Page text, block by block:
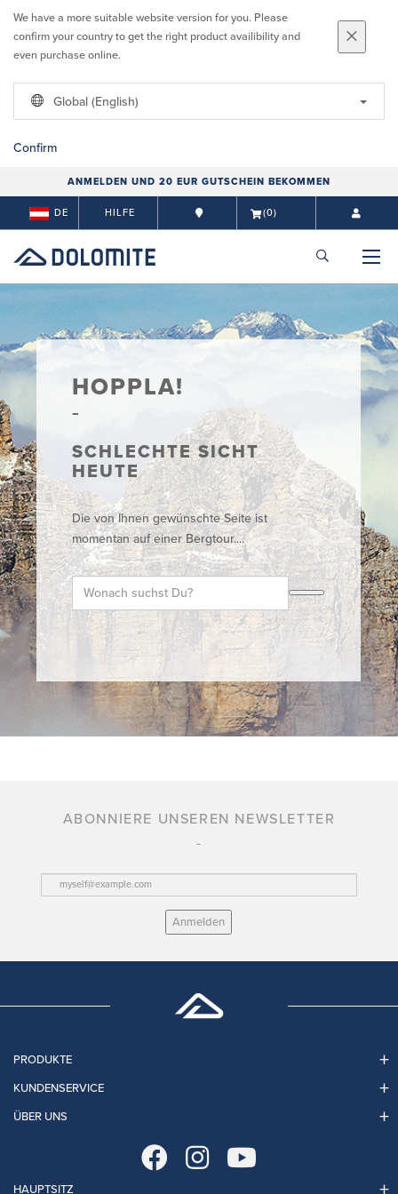
We have a more suitable website version for you. Please
confirm your country to get the right product availibility and
even purchase online.
Global (English)
Confirm
ANMELDEN UND 20 EUR GUTSCHEIN BEKOMMEN
DE HILFE (0)
HOPPLA!
SCHLECHTE SICHT
HEUTE
Die von Ihnen gewünschte Seite ist
momentan auf einer Bergtour....
ABONNIERE UNSEREN NEWSLETTER
Anmelden
PRODUKTE
KUNDENSERVICE
ÜBER UNS
HAUPTSITZ